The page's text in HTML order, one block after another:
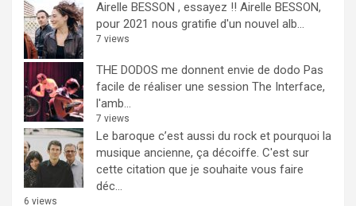
Airelle BESSON , essayez !! Airelle BESSON,
pour 2021 nous gratifie d'un nouvel alb...
7 views
THE DODOS me donnent envie de dodo Pas
facile de réaliser une session The Interface,
l'amb...
7 views
Le baroque c’est aussi du rock et pourquoi la
musique ancienne, ça décoiffe. C'est sur
cette citation que je souhaite vous faire
déc...
6 views